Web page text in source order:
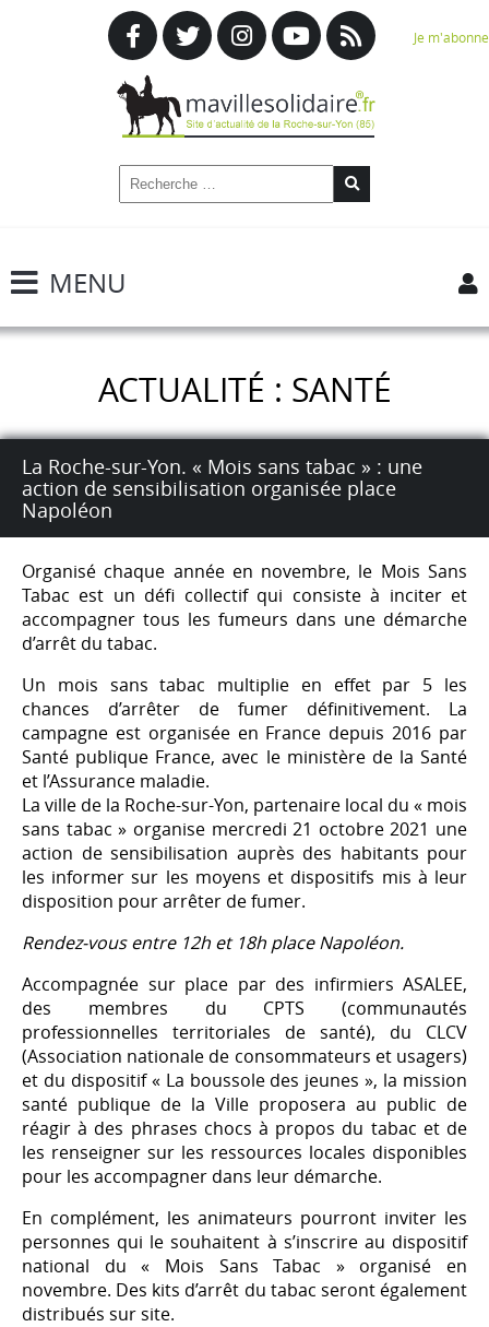
Je m'abonne
MENU
ACTUALITÉ : SANTÉ
La Roche-sur-Yon. « Mois sans tabac » : une
action de sensibilisation organisée place
Napoléon
Organisé chaque année en novembre, le Mois Sans
Tabac est un défi collectif qui consiste à inciter et
accompagner tous les fumeurs dans une démarche
d’arrêt du tabac.
Un mois sans tabac multiplie en effet par 5 les
chances d’arrêter de fumer définitivement. La
campagne est organisée en France depuis 2016 par
Santé publique France, avec le ministère de la Santé
et l’Assurance maladie.
La ville de la Roche-sur-Yon, partenaire local du « mois
sans tabac » organise mercredi 21 octobre 2021 une
action de sensibilisation auprès des habitants pour
les informer sur les moyens et dispositifs mis à leur
disposition pour arrêter de fumer.
Rendez-vous entre 12h et 18h place Napoléon.
Accompagnée sur place par des infirmiers ASALEE,
des membres du CPTS (communautés
professionnelles territoriales de santé), du CLCV
(Association nationale de consommateurs et usagers)
et du dispositif « La boussole des jeunes », la mission
santé publique de la Ville proposera au public de
réagir à des phrases chocs à propos du tabac et de
les renseigner sur les ressources locales disponibles
pour les accompagner dans leur démarche.
En complément, les animateurs pourront inviter les
personnes qui le souhaitent à s’inscrire au dispositif
national du « Mois Sans Tabac » organisé en
novembre. Des kits d’arrêt du tabac seront également
distribués sur site.